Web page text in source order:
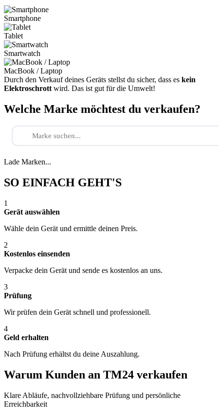
Smartphone
Tablet
Smartwatch
MacBook / Laptop
Durch den Verkauf deines Geräts stellst du sicher, dass es kein
Elektroschrott wird. Das ist gut für die Umwelt!
Welche Marke möchtest du verkaufen?
Lade Marken...
SO EINFACH GEHT'S
1
Gerät auswählen
Wähle dein Gerät und ermittle deinen Preis.
2
Kostenlos einsenden
Verpacke dein Gerät und sende es kostenlos an uns.
3
Prüfung
Wir prüfen dein Gerät schnell und professionell.
4
Geld erhalten
Nach Prüfung erhältst du deine Auszahlung.
Warum Kunden an TM24 verkaufen
Klare Abläufe, nachvollziehbare Prüfung und persönliche
Erreichbarkeit